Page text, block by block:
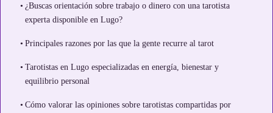
¿Buscas orientación sobre trabajo o dinero con una tarotista
experta disponible en Lugo?
Principales razones por las que la gente recurre al tarot
Tarotistas en Lugo especializadas en energía, bienestar y
equilibrio personal
Cómo valorar las opiniones sobre tarotistas compartidas por